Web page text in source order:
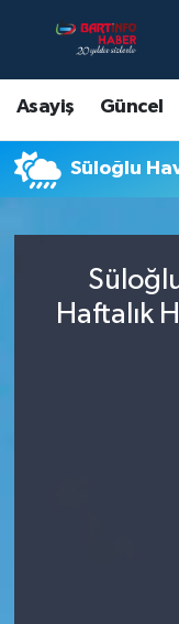
Asayiş Güncel
Süloğlu
Haftalık
Asayiş
Bartın
Çevre
Ekonomi
Bartın
Bartın Hava
Bartin
Süper Lig